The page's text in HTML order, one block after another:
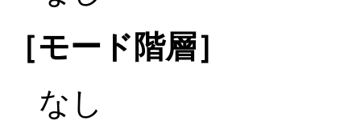
［モード階層］
なし